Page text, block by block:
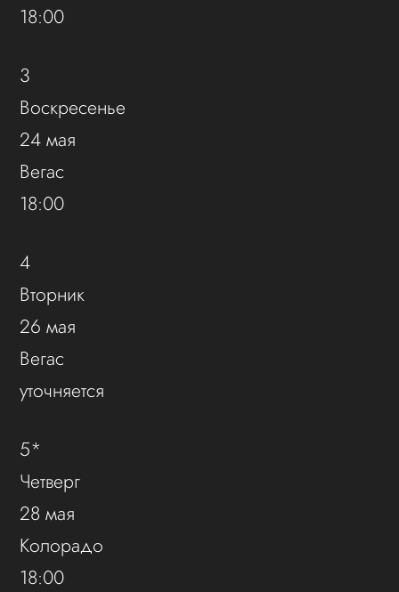
18:00
3
Воскресенье
24 мая
Вегас
18:00
4
Вторник
26 мая
Вегас
уточняется
5*
Четверг
28 мая
Колорадо
18:00